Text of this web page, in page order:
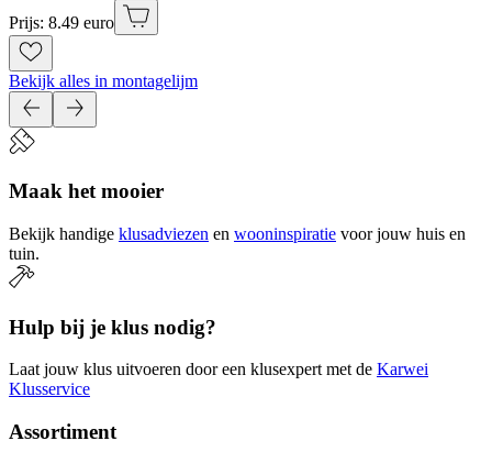
Prijs: 8.49 euro
Bekijk alles in montagelijm
Maak het mooier
Bekijk handige klusadviezen en wooninspiratie voor jouw huis en
tuin.
Hulp bij je klus nodig?
Laat jouw klus uitvoeren door een klusexpert met de Karwei
Klusservice
Assortiment